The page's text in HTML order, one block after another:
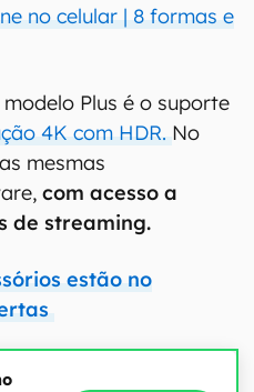
no celular | 8 formas e
Plus é o suporte
4K com HDR. No
mesmas
com acesso a
de streaming.
estão no